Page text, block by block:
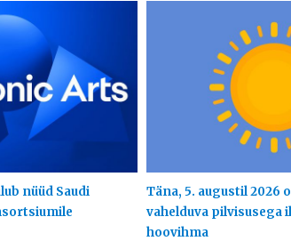
nüüd Saudi
Täna, 5. augustil 2026
vahelduva pilvisusega
hoovihma